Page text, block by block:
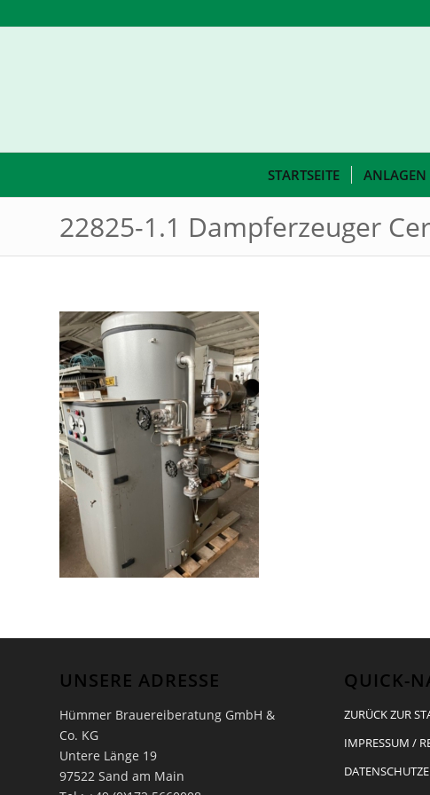
STARTSEITE
22825-1.1 Dampferzeuger
UNSERE ADRESSE
Hümmer Brauereiberatung GmbH &
Co. KG
Untere Länge 19
97522 Sand am Main
QUICK-
ZURÜCK ZUR
IMPRESSUM /